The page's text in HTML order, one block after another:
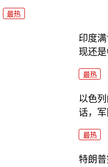
最热
印度
现还是
最热
以色
话，
最热
特朗